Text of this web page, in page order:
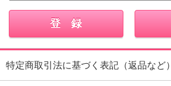
特定商取引法に基づく表記（返品など）